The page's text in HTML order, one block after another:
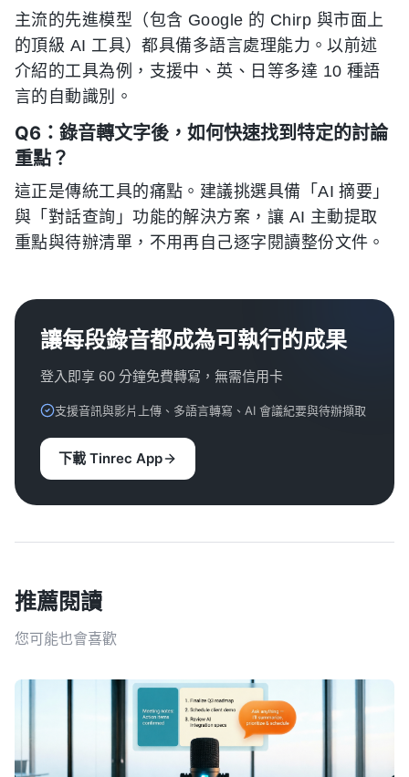
主流的先進模型（包含 Google 的 Chirp 與市面上
的頂級 AI 工具）都具備多語言處理能力。以前述
介紹的工具為例，支援中、英、日等多達 10 種語
言的自動識別。
Q6：錄音轉文字後，如何快速找到特定的討論
重點？
這正是傳統工具的痛點。建議挑選具備「AI 摘要」
與「對話查詢」功能的解決方案，讓 AI 主動提取
重點與待辦清單，不用再自己逐字閱讀整份文件。
讓每段錄音都成為可執行的成果
登入即享 60 分鐘免費轉寫，無需信用卡
支援音訊與影片上傳、多語言轉寫、AI 會議紀要與待辦擷取
下載 Tinrec App
推薦閱讀
您可能也會喜歡